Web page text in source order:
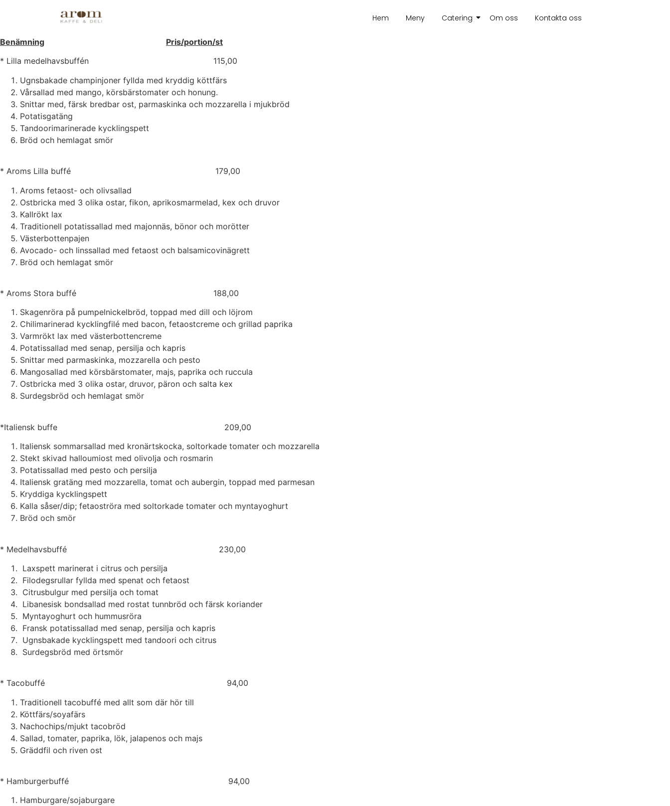
Hem Meny Catering Om oss Kontakta oss
Bufféer
Benämning
Pris/portion/st
* Lilla medelhavsbuffén 115,00
Ugnsbakade champinjoner fyllda med kryddig köttfärs
Vårsallad med mango, körsbärstomater och honung.
Snittar med, färsk bredbar ost, parmaskinka och mozzarella i mjukbröd
Potatisgatäng
Tandoorimarinerade kycklingspett
Bröd och hemlagat smör
* Aroms Lilla buffé 179,00
Aroms fetaost- och olivsallad
Ostbricka med 3 olika ostar, fikon, aprikosmarmelad, kex och druvor
Kallrökt lax
Traditionell potatissallad med majonnäs, bönor och morötter
Västerbottenpajen
Avocado- och linssallad med fetaost och balsamicovinägrett
Bröd och hemlagat smör
* Aroms Stora buffé 188,00
Skagenröra på pumpelnickelbröd, toppad med dill och löjrom
Chilimarinerad kycklingfilé med bacon, fetaostcreme och grillad paprika
Varmrökt lax med västerbottencreme
Potatissallad med senap, persilja och kapris
Snittar med parmaskinka, mozzarella och pesto
Mangosallad med körsbärstomater, majs, paprika och ruccula
Ostbricka med 3 olika ostar, druvor, päron och salta kex
Surdegsbröd och hemlagat smör
*Italiensk buffe 209,00
Italiensk sommarsallad med kronärtskocka, soltorkade tomater och mozzarella
Stekt skivad halloumiost med olivolja och rosmarin
Potatissallad med pesto och persilja
Italiensk gratäng med mozzarella, tomat och aubergin, toppad med parmesan
Kryddiga kycklingspett
Kalla såser/dip; fetaoströra med soltorkade tomater och myntayoghurt
Bröd och smör
* Medelhavsbuffé 230,00
Laxspett marinerat i citrus och persilja
Filodegsrullar fyllda med spenat och fetaost
Citrusbulgur med persilja och tomat
Libanesisk bondsallad med rostat tunnbröd och färsk koriander
Myntayoghurt och hummusröra
Fransk potatissallad med senap, persilja och kapris
Ugnsbakade kycklingspett med tandoori och citrus
Surdegsbröd med örtsmör
* Tacobuffé 94,00
Traditionell tacobuffé med allt som där hör till
Köttfärs/soyafärs
Nachochips/mjukt tacobröd
Sallad, tomater, paprika, lök, jalapenos och majs
Gräddfil och riven ost
* Hamburgerbuffé 94,00
Hamburgare/sojaburgare